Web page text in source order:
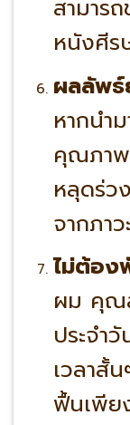
สามาร
หนังศีร
ผลลัพธ์
หากนำ
คุณภา
หลุดร่ว
จากภา
ไม่ต้อง
ผม คุณ
ประจำ
เวลาสั้
ฟื้นเพีย